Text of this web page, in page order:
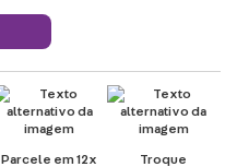
Parcele em 12x
Troque